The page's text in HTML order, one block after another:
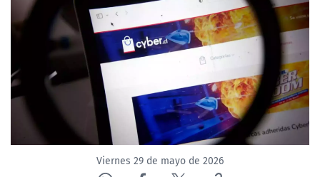
ACTUALIDAD Y TENDENCIAS
CORPORATIVO Y TRANSPARENCIA
CANAL DE DENUNCIASViernes 29 de mayo de 2026